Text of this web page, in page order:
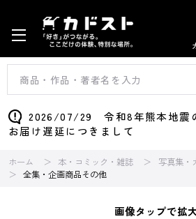
2026/07/29 令和8年熊本地震
お届け遅延につきまして
ホーム 本・コミック・雑誌
写真集・
全集・企画商品その他
画像タップで拡